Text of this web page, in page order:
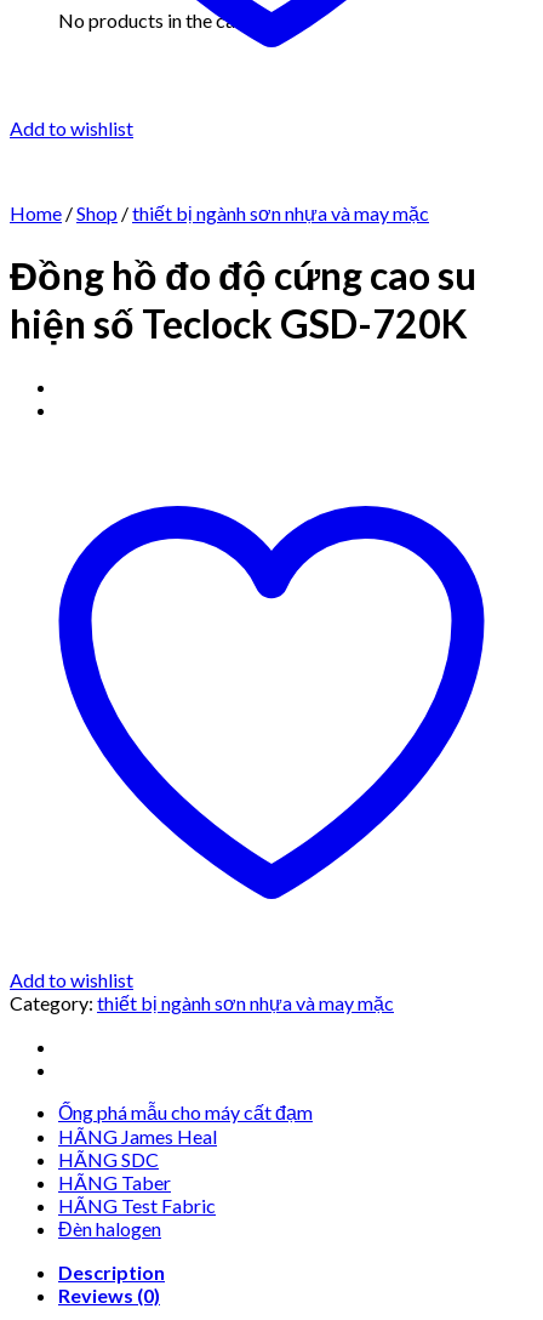
No products in the cart.
Add to wishlist
Home /Shop /thiết bị ngành sơn nhựa và may mặc
Đồng hồ đo độ cứng cao su
hiện số Teclock GSD-720K
Add to wishlist
Category: thiết bị ngành sơn nhựa và may mặc
Ống phá mẫu cho máy cất đạm
HÃNG James Heal
HÃNG SDC
HÃNG Taber
HÃNG Test Fabric
Đèn halogen
Description
Reviews (0)